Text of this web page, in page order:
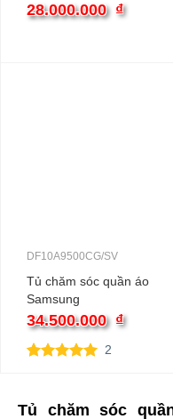
28.000.000 ₫
DF10A9500CG/SV
Tủ chăm sóc quần áo
Samsung
DF10A9500CG/SV | 10kg
34.500.000 ₫
2
Tủ chăm sóc